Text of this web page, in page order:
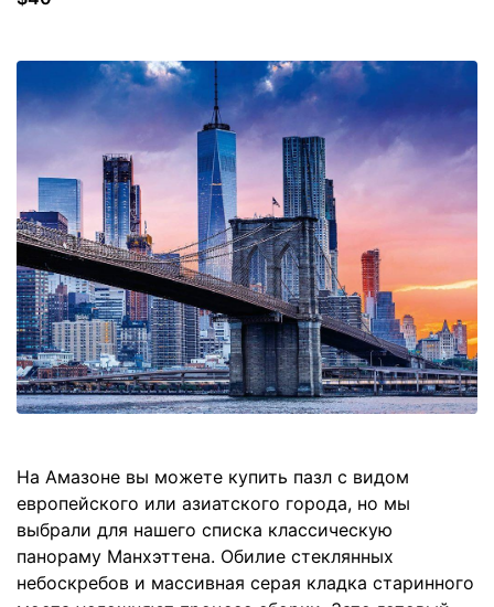
На Амазоне вы можете купить пазл с видом
европейского или азиатского города, но мы
выбрали для нашего списка классическую
панораму Манхэттена. Обилие стеклянных
небоскребов и массивная серая кладка старинного